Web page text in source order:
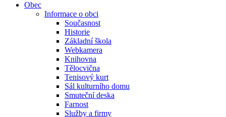
Obec
Informace o obci
Současnost
Historie
Základní škola
Webkamera
Knihovna
Tělocvična
Tenisový kurt
Sál kulturního domu
Smuteční deska
Farnost
Služby a firmy